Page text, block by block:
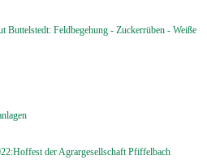
Buttelstedt: Feldbegehung - Zuckerrüben - Weiße
der Agrargesellschaft Pfiffelbach